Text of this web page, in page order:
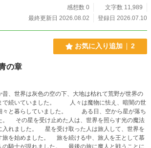
感想数 0
文字数 11,989
最終更新日 2026.08.02
登録日 2026.07.10
お気に入り追加 2
の章
、世界は灰色の空の下、大地は枯れて荒野が世界の
で続いていました。 人々は魔物に怯え、暗闇の世
々と暮らしていました。 ある日、空から星が落ち
らす光の魔法
星を受け取った人は旅人して、世界を
ました。 旅を続ける中、旅人を王として慕
が現れました。 最後の旅に魔人と戦うことに